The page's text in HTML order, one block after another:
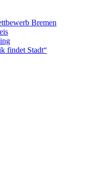
Bremen
findet Stadt“